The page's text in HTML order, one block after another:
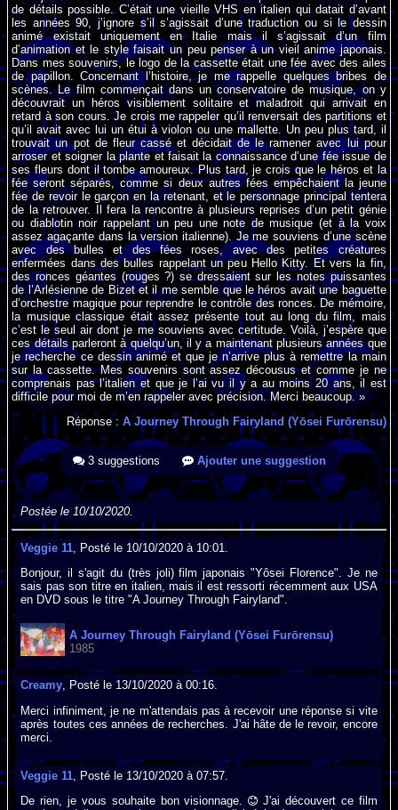
de détails possible. C’était une vieille VHS en italien qui datait d’avant
les années 90, j’ignore s’il s’agissait d’une traduction ou si le dessin
animé existait uniquement en Italie mais il s’agissait d’un film
d’animation et le style faisait un peu penser à un vieil anime japonais.
Dans mes souvenirs, le logo de la cassette était une fée avec des ailes
de papillon. Concernant l’histoire, je me rappelle quelques bribes de
scènes. Le film commençait dans un conservatoire de musique, on y
découvrait un héros visiblement solitaire et maladroit qui arrivait en
retard à son cours. Je crois me rappeler qu’il renversait des partitions et
qu’il avait avec lui un étui à violon ou une mallette. Un peu plus tard, il
trouvait un pot de fleur cassé et décidait de le ramener avec lui pour
arroser et soigner la plante et faisait la connaissance d’une fée issue de
ses fleurs dont il tombe amoureux. Plus tard, je crois que le héros et la
fée seront séparés, comme si deux autres fées empêchaient la jeune
fée de revoir le garçon en la retenant, et le personnage principal tentera
de la retrouver. Il fera la rencontre à plusieurs reprises d’un petit génie
ou diablotin noir rappelant un peu une note de musique (et à la voix
assez agaçante dans la version italienne). Je me souviens d’une scène
avec des bulles et des fées roses, avec des petites créatures
enfermées dans des bulles rappelant un peu Hello Kitty. Et vers la fin,
des ronces géantes (rouges ?) se dressaient sur les notes puissantes
de l’Arlésienne de Bizet et il me semble que le héros avait une baguette
d’orchestre magique pour reprendre le contrôle des ronces. De mémoire,
la musique classique était assez présente tout au long du film, mais
c’est le seul air dont je me souviens avec certitude. Voilà, j’espère que
ces détails parleront à quelqu’un, il y a maintenant plusieurs années que
je recherche ce dessin animé et que je n’arrive plus à remettre la main
sur la cassette. Mes souvenirs sont assez décousus et comme je ne
comprenais pas l’italien et que je l’ai vu il y a au moins 20 ans, il est
difficile pour moi de m’en rappeler avec précision. Merci beaucoup. »
Réponse : A Journey Through Fairyland (Yōsei Furōrensu)
3 suggestions Ajouter une suggestion
Postée le 10/10/2020.
Veggie 11 , Posté le 10/10/2020 à 10:01.
Bonjour, il s'agit du (très joli) film japonais "Yôsei Florence". Je ne
sais pas son titre en italien, mais il est ressorti récemment aux USA
en DVD sous le titre "A Journey Through Fairyland".
A Journey Through Fairyland (Yōsei Furōrensu)
1985
Creamy, Posté le 13/10/2020 à 00:16.
Merci infiniment, je ne m'attendais pas à recevoir une réponse si vite
après toutes ces années de recherches. J'ai hâte de le revoir, encore
merci.
Veggie 11 , Posté le 13/10/2020 à 07:57.
De rien, je vous souhaite bon visionnage.
J'ai découvert ce film